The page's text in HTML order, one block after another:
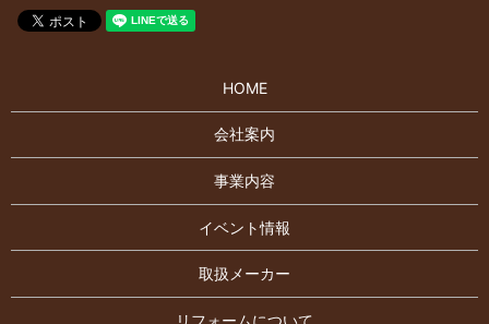
HOME
会社案内
事業内容
イベント情報
取扱メーカー
リフォームについて